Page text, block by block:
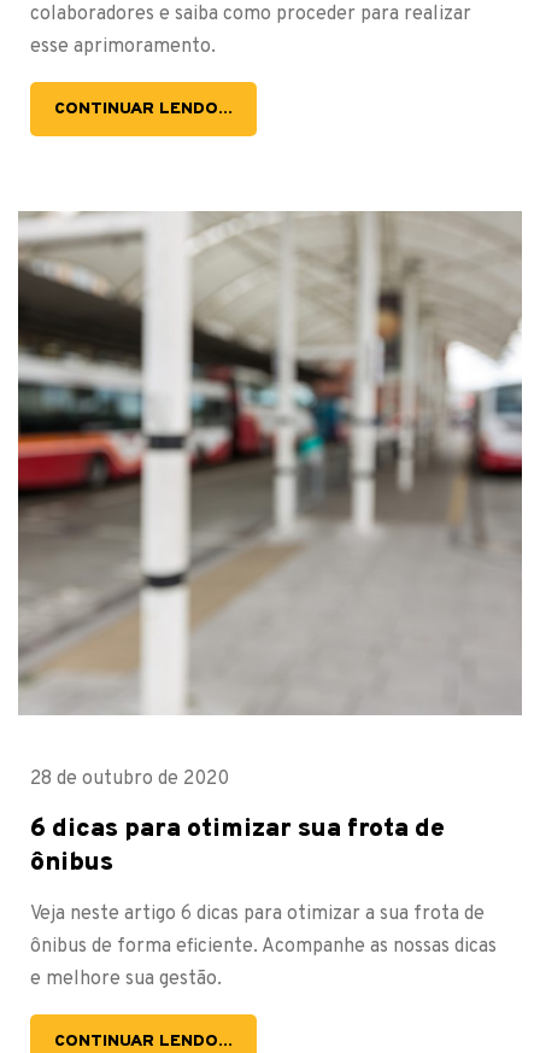
colaboradores e saiba como proceder para realizar
esse aprimoramento.
CONTINUAR LENDO...
28 de outubro de 2020
6 dicas para otimizar sua frota de
ônibus
Veja neste artigo 6 dicas para otimizar a sua frota de
ônibus de forma eficiente. Acompanhe as nossas dicas
e melhore sua gestão.
CONTINUAR LENDO...